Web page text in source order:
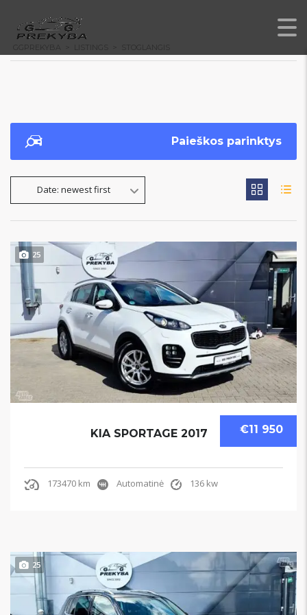
GGPREKYBA LISTINGS STOGLANGIS
Paieškos parinktys
Date: newest first
25
€11 950
KIA SPORTAGE 2017
173470 km Automatinė 136 kw
25